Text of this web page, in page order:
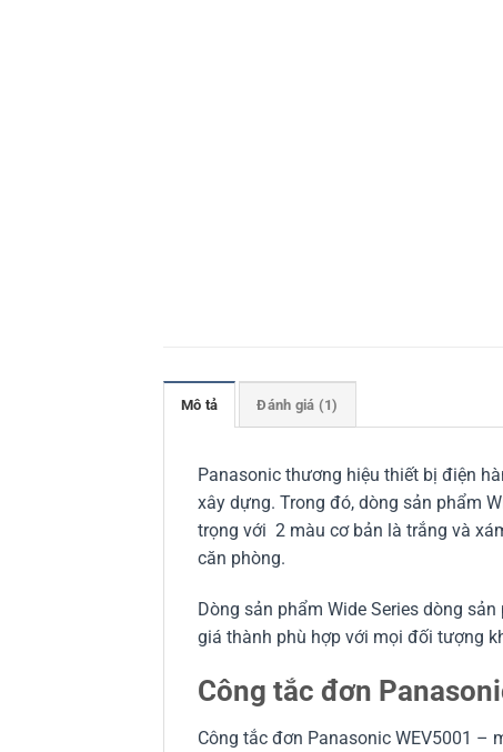
Mô tả Đánh giá (1)
Panasonic thương hiệu thiết bị điện
xây dựng. Trong đó, dòng sản phẩm
trọng với 2 màu cơ bản là trắng và
căn phòng.
Dòng sản phẩm Wide Series dòng
giá thành phù hợp với mọi đối tượng
Công tắc đơn
Công tắc đơn Panasonic WEV5001 –